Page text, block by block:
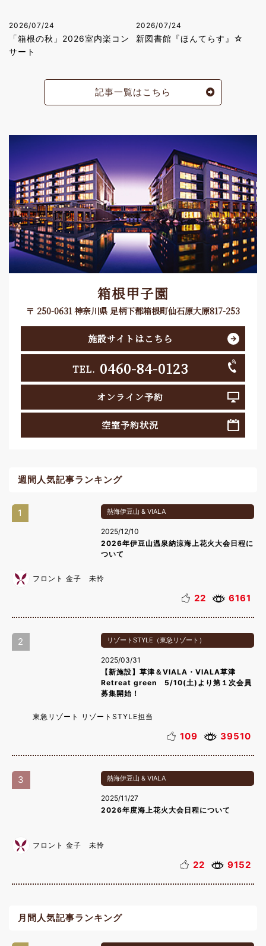
2026/07/24
「箱根の秋」2026室内楽コン
サート
2026/07/24
新図書館『ほんてらす』☆
記事一覧はこちら
箱根甲子園
〒 250-0631 神奈川県 足柄下郡箱根町仙石原大原817-253
施設サイトはこちら
TEL. 0460-84-0123
オンライン予約
空室予約状況
週間人気記事ランキング
1 熱海伊豆山 & VIALA
2025/12/10
2026年伊豆山温泉納涼海上花火大会日程に
ついて
フロント 金子 未怜
22 6161
2 リゾートSTYLE（東急リゾート）
2025/03/31
【新施設】草津＆VIALA・VIALA草津
Retreat green 5/10(土)より第１次会員
募集開始！
東急リゾート リゾートSTYLE担当
109 39510
3 熱海伊豆山 & VIALA
2025/11/27
2026年度海上花火大会日程について
フロント 金子 未怜
22 9152
月間人気記事ランキング